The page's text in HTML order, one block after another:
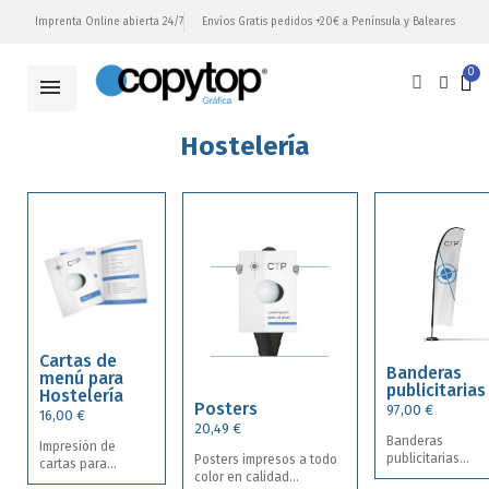
Imprenta Online abierta 24/7 Envíos Gratis pedidos +20€ a Península y Baleares
Hostelería
Cartas de
menú para
Hostelería
16,00 €
Impresión de
cartas para
hostelería. cartas
Posters
20,49 €
Posters impresos a todo
color en calidad
Banderas
publicitarias
97,00 €
Banderas
publicitarias
flybanner Surf